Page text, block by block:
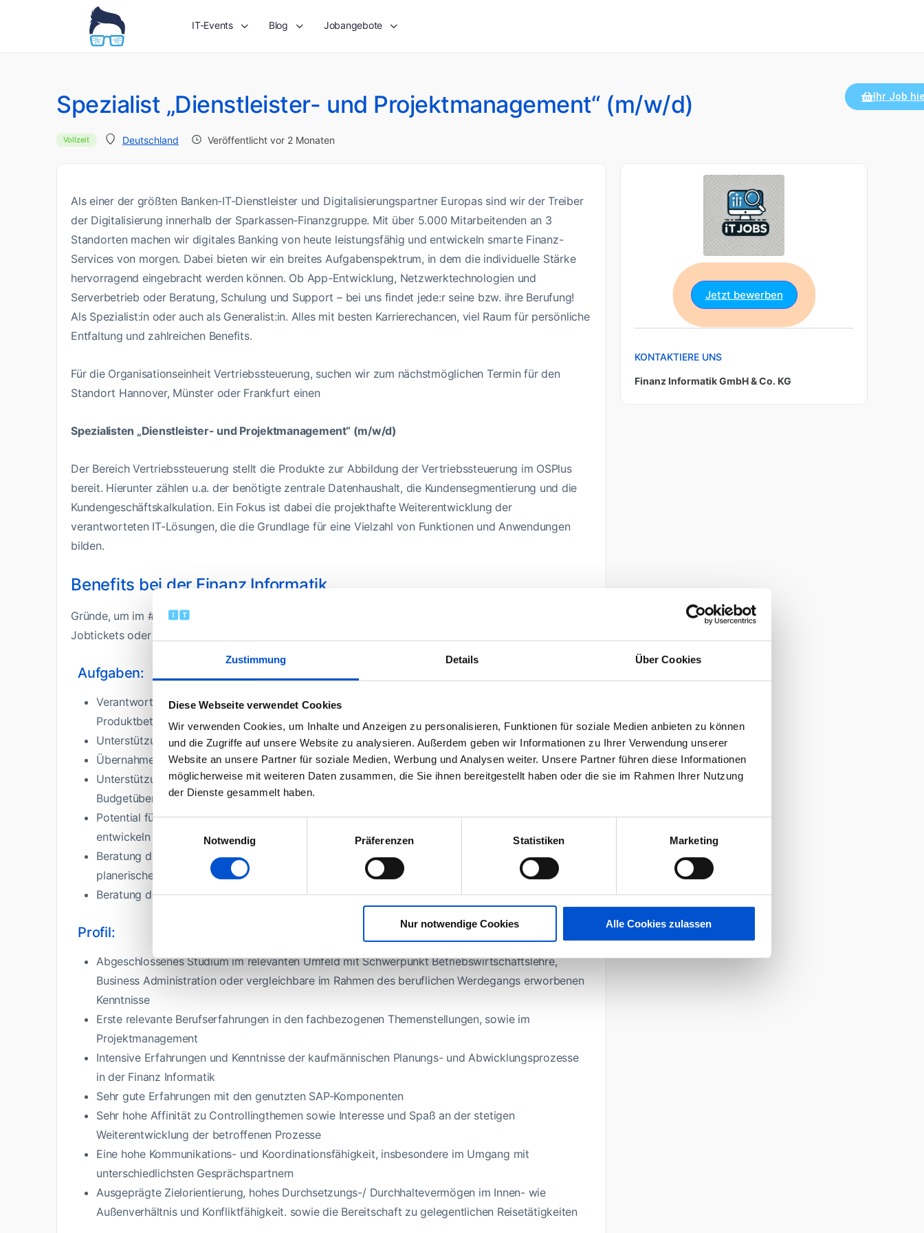
Zustimmung Details Über Cookies
Diese Webseite verwendet Cookies
Wir verwenden Cookies, um Inhalte und Anzeigen zu personalisieren, Funktionen für soziale Medien anbieten zu können
und die Zugriffe auf unsere Website zu analysieren. Außerdem geben wir Informationen zu Ihrer Verwendung unserer
Website an unsere Partner für soziale Medien, Werbung und Analysen weiter. Unsere Partner führen diese Informationen
möglicherweise mit weiteren Daten zusammen, die Sie ihnen bereitgestellt haben oder die sie im Rahmen Ihrer Nutzung
der Dienste gesammelt haben.
Einwilligungsauswahl
Notwendig
Präferenzen Statistiken Marketing
Nur notwendige Cookies Alle Cookies zulassen
IT-Events Blog Jobangebote
Spezialist „Dienstleister- und Projektmanagement“ (m/w/d)
Vollzeit Deutschland Veröffentlicht vor 2 Monaten
Ihr Job
Als einer der größten Banken-IT-Dienstleister und Digitalisierungspartner Europas sind wir der Treiber
der Digitalisierung innerhalb der Sparkassen-Finanzgruppe. Mit über 5.000 Mitarbeitenden an 3
Standorten machen wir digitales Banking von heute leistungsfähig und entwickeln smarte Finanz-
Services von morgen. Dabei bieten wir ein breites Aufgabenspektrum, in dem die individuelle Stärke
hervorragend eingebracht werden können. Ob App-Entwicklung, Netzwerktechnologien und
Serverbetrieb oder Beratung, Schulung und Support – bei uns findet jede:r seine bzw. ihre Berufung!
Als Spezialist:in oder auch als Generalist:in. Alles mit besten Karrierechancen, viel Raum für persönliche
Entfaltung und zahlreichen Benefits.
Für die Organisationseinheit Vertriebssteuerung, suchen wir zum nächstmöglichen Termin für den
Standort Hannover, Münster oder Frankfurt einen
Spezialisten „Dienstleister- und Projektmanagement“ (m/w/d)
Der Bereich Vertriebssteuerung stellt die Produkte zur Abbildung der Vertriebssteuerung im OSPlus
bereit. Hierunter zählen u.a. der benötigte zentrale Datenhaushalt, die Kundensegmentierung und die
Kundengeschäftskalkulation. Ein Fokus ist dabei die projekthafte Weiterentwicklung der
verantworteten IT-Lösungen, die die Grundlage für eine Vielzahl von Funktionen und Anwendungen
bilden.
Benefits bei der Finanz Informatik
Gründe, um im #TeamFI zu arbeiten, gibt es viele – neben flexiblen Arbeitszeiten, vergünstigten
Jobtickets oder der Möglichkeit mobil zu arbeiten, gibt es noch einiges mehr.
Aufgaben:
Verantwortung für die kaufmännischen Prozesse innerhalb des Bereichs für Projekt- und
Produktbetrieb
Unterstützung der Verhandlungs- und Abwicklungsprozesse mit externen Dienstleistern
Übernahme der Zentralposition für Projekt- und Produktplanungsprozesse im Bereich
Unterstützung des Bereiches, bei der Jahresplanung, den Budgetabstimmungen und der
Budgetüberwachung
Potential für Prozessverbesserungen identifizieren und dafür bereichsübergreifende Lösungen
entwickeln
Beratung des Bereichsleiters in strategischen Aufgabenstellungen zu kaufmännischen und
planerischen Themengebieten
Beratung der Entwicklungsprojekte und Produktverantwortlichen bei Kalkulationsfragen
Profil:
Abgeschlossenes Studium im relevanten Umfeld mit Schwerpunkt Betriebswirtschaftslehre,
Business Administration oder vergleichbare im Rahmen des beruflichen Werdegangs erworbenen
Kenntnisse
Erste relevante Berufserfahrungen in den fachbezogenen Themenstellungen, sowie im
Projektmanagement
Intensive Erfahrungen und Kenntnisse der kaufmännischen Planungs- und Abwicklungsprozesse
in der Finanz Informatik
Sehr gute Erfahrungen mit den genutzten SAP-Komponenten
Sehr hohe Affinität zu Controllingthemen sowie Interesse und Spaß an der stetigen
Weiterentwicklung der betroffenen Prozesse
Eine hohe Kommunikations- und Koordinationsfähigkeit, insbesondere im Umgang mit
unterschiedlichsten Gesprächspartnern
Ausgeprägte Zielorientierung, hohes Durchsetzungs-/ Durchhaltevermögen im Innen- wie
Außenverhältnis und Konfliktfähigkeit. sowie die Bereitschaft zu gelegentlichen Reisetätigkeiten
Jetzt bewerben
KONTAKTIERE UNS
Finanz Informatik GmbH & Co. KG